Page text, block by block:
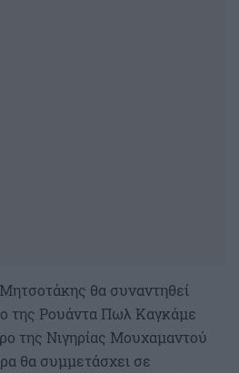
Μητσοτάκης θα συναντηθεί
της Ρουάντα Πωλ Καγκάμε
της Νιγηρίας Μουχαμαντού
θα συμμετάσχει σε